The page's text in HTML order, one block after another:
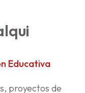
Educativa
proyectos de